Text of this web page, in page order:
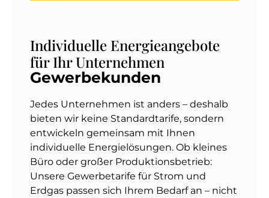
Individuelle Energieangebote
für Ihr Unternehmen
Gewerbekunden
Jedes Unternehmen ist anders – deshalb
bieten wir keine Standardtarife, sondern
entwickeln gemeinsam mit Ihnen
individuelle Energielösungen. Ob kleines
Büro oder großer Produktionsbetrieb:
Unsere Gewerbetarife für Strom und
Erdgas passen sich Ihrem Bedarf an – nicht